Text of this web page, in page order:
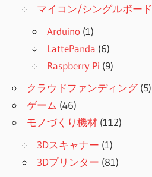
マイコン/シングルボード
Arduino (1)
LattePanda (6)
Raspberry Pi (9)
クラウドファンディング(5)
ゲーム (46)
モノづくり機材 (112)
3Dスキャナー (1)
3Dプリンター (81)